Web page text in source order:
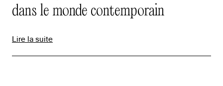
dans le monde contemporain
Lire la suite